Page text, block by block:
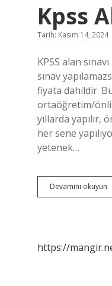
Kpss
Tarih: Kasım 14, 2024
KPSS alan
sınav
fiyata dahildir. Bu
ortaöğretim/
yıllarda yapılır,
her sene
yetenek…
Devamını okuyun
https://